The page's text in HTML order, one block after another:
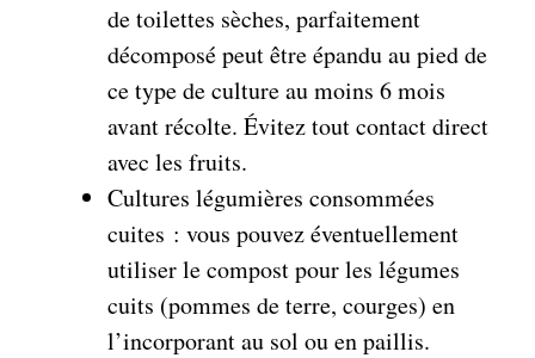
de toilettes sèches, parfaitement
décomposé peut être épandu au pied de
ce type de culture au moins 6 mois
avant récolte. Évitez tout contact direct
avec les fruits.
Cultures légumières consommées
cuites : vous pouvez éventuellement
utiliser le compost pour les légumes
cuits (pommes de terre, courges) en
l’incorporant au sol ou en paillis.